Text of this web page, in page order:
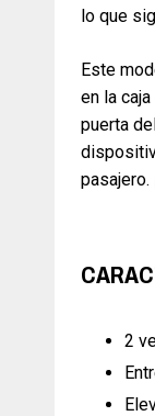
lo que
Este
en la
puerta
2